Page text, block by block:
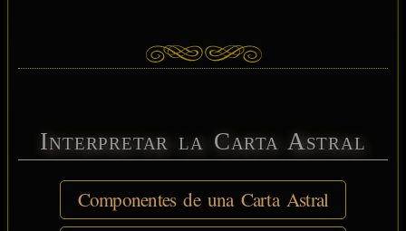
Interpretar la Carta Astral
Componentes de una Carta Astral